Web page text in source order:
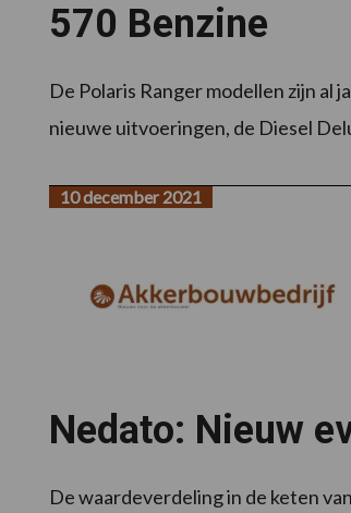
570 Benzine
De Polaris Ranger modellen zijn
nieuwe uitvoeringen, de Diesel
Nedato: Nieuw
10 december 2021
De waardeverdeling in de keten